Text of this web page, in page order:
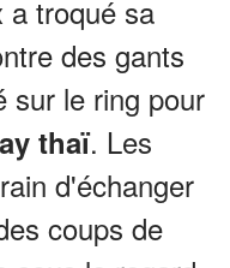
a troqué sa
des gants
sur le ring pour
thaï. Les
d'échanger
coups de